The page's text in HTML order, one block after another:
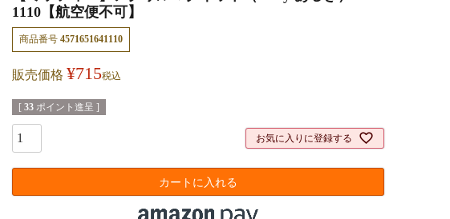
1110【航空便不可】
商品番号 4571651641110
販売価格 ¥715税込
[ 33 ポイント進呈 ]
お気に入りに登録する
カートに入れる